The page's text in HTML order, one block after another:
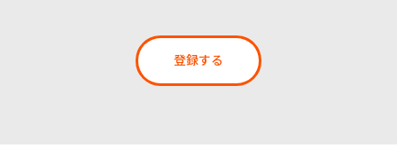
登録する